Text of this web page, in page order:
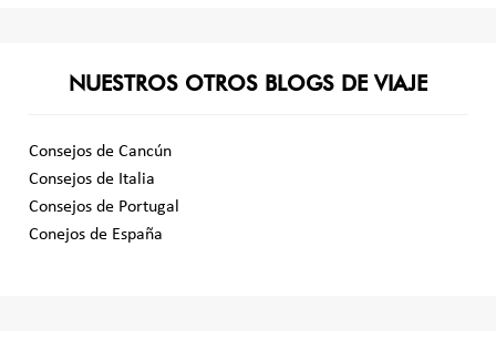
NUESTROS OTROS BLOGS DE VIAJE
Consejos de Cancún
Consejos de Italia
Consejos de Portugal
Conejos de España